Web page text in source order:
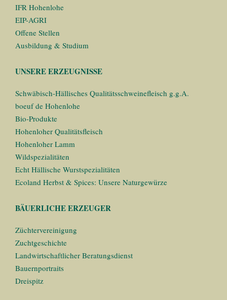
IFR Hohenlohe
EIP-AGRI
Offene Stellen
Ausbildung & Studium
UNSERE ERZEUGNISSE
Schwäbisch-Hällisches Qualitätsschweinefleisch g.g.A.
boeuf de Hohenlohe
Bio-Produkte
Hohenloher Qualitätsfleisch
Hohenloher Lamm
Wildspezialitäten
Echt Hällische Wurstspezialitäten
Ecoland Herbst & Spices: Unsere Naturgewürze
BÄUERLICHE ERZEUGER
Züchtervereinigung
Zuchtgeschichte
Landwirtschaftlicher Beratungsdienst
Bauernportraits
Dreispitz